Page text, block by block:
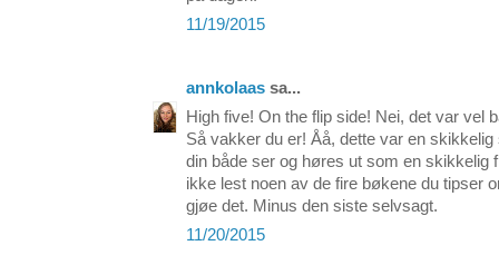
11/19/2015
annkolaas sa...
High five! On the flip side! Nei, det var vel
Så vakker du er! Åå, dette var en
din både ser og høres ut som en skikkelig
ikke lest noen av de fire bøkene du tipser
gjøe det. Minus den siste selvsagt.
11/20/2015